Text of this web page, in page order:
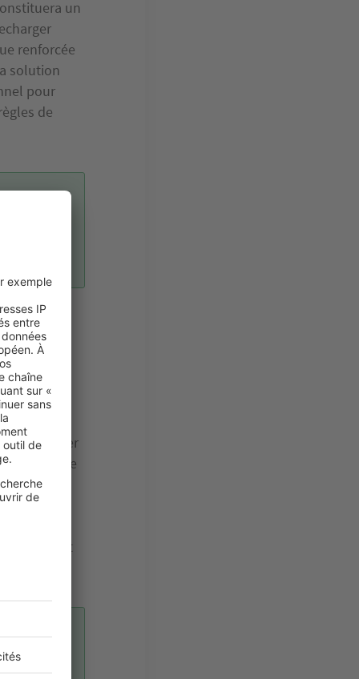
un
renforcée
solution
pour
de
près
, avec un
par
La prise
n’est
entre 8 et